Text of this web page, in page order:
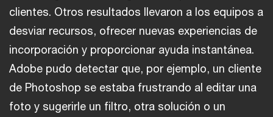
clientes. Otros resultados llevaron a los equipos a
desviar recursos, ofrecer nuevas experiencias de
incorporación y proporcionar ayuda instantánea.
Adobe pudo detectar que, por ejemplo, un cliente
de Photoshop se estaba frustrando al editar una
foto y sugerirle un filtro, otra solución o un